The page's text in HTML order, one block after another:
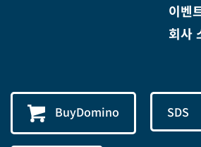
이벤
회사
BuyDomino SDS